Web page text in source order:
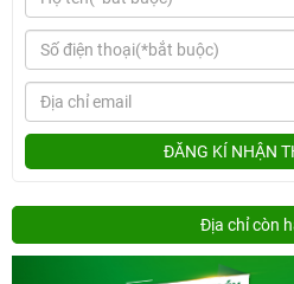
ĐĂNG KÍ NHẬN
Địa chỉ còn